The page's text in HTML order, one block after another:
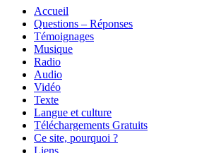
Accueil
Questions – Réponses
Témoignages
Musique
Radio
Audio
Vidéo
Texte
Langue et culture
Téléchargements Gratuits
Ce site, pourquoi ?
Liens